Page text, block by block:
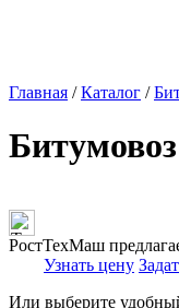
Главная /Каталог /
РостТехМаш
Узнать цену
Или выберите